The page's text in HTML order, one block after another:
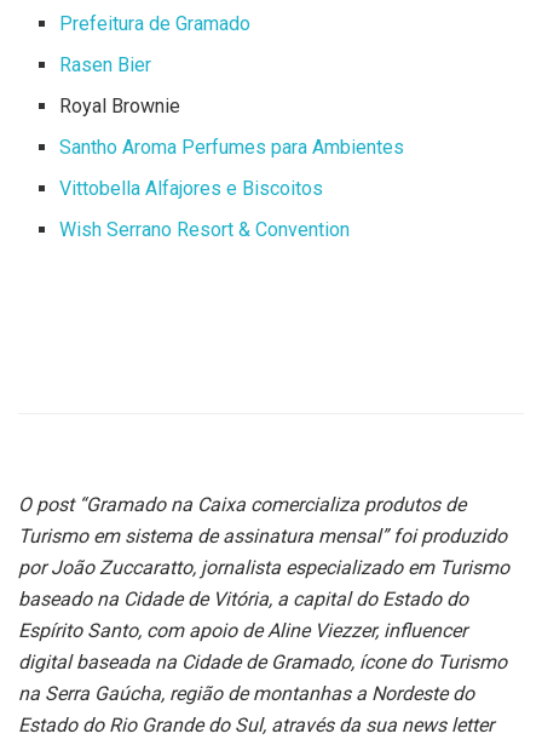
Prefeitura de Gramado
Rasen Bier
Royal Brownie
Santho Aroma Perfumes para Ambientes
Vittobella Alfajores e Biscoitos
Wish Serrano Resort & Convention
O post “Gramado na Caixa comercializa produtos de
Turismo em sistema de assinatura mensal” foi produzido
por João Zuccaratto, jornalista especializado em Turismo
baseado na Cidade de Vitória, a capital do Estado do
Espírito Santo, com apoio de Aline Viezzer, influencer
digital baseada na Cidade de Gramado, ícone do Turismo
na Serra Gaúcha, região de montanhas a Nordeste do
Estado do Rio Grande do Sul, através da sua news letter